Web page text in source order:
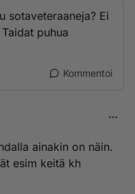
sotaveteraaneja? Ei
puhua
Kommentoi
ainakin on näin.
esim keitä kh